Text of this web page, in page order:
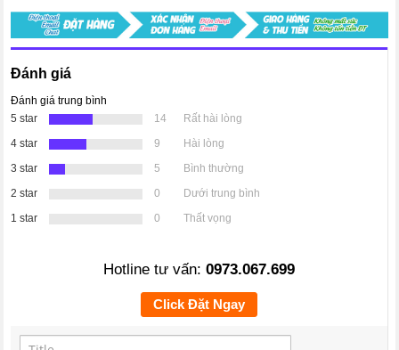
Đánh giá
Đánh giá trung bình
5 star
14
Rất hài lòng
4 star
9
Hài lòng
3 star
5
Bình thường
2 star
0
Dưới trung bình
1 star
0 Thất vọng
Hotline tư vấn: 0973.067.699
Click Đặt Ngay